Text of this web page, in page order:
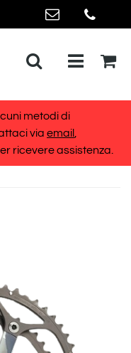
Open
metodi di
via email
ricevere assistenza.